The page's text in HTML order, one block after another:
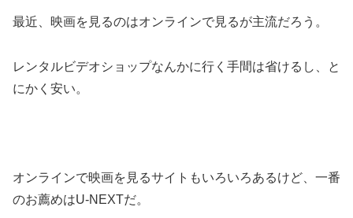
最近、映画を見るのはオンラインで見るが主流だろう。
レンタルビデオショップなんかに行く手間は省けるし、と
にかく安い。
オンラインで映画を見るサイトもいろいろあるけど、一番
のお薦めはU-NEXTだ。